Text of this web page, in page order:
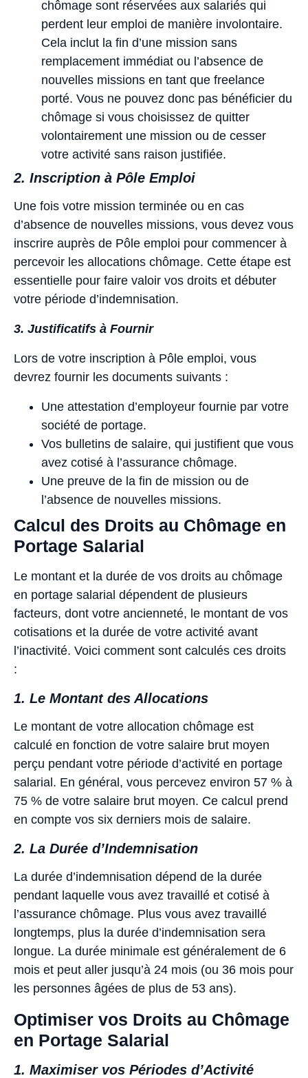
chômage sont réservées aux salariés qui
perdent leur emploi de manière involontaire.
Cela inclut la fin d’une mission sans
remplacement immédiat ou l’absence de
nouvelles missions en tant que freelance
porté. Vous ne pouvez donc pas bénéficier du
chômage si vous choisissez de quitter
volontairement une mission ou de cesser
votre activité sans raison justifiée.
2. Inscription à Pôle Emploi
Une fois votre mission terminée ou en cas
d’absence de nouvelles missions, vous devez vous
inscrire auprès de Pôle emploi pour commencer à
percevoir les allocations chômage. Cette étape est
essentielle pour faire valoir vos droits et débuter
votre période d’indemnisation.
3. Justificatifs à Fournir
Lors de votre inscription à Pôle emploi, vous
devrez fournir les documents suivants :
Une attestation d’employeur fournie par votre
société de portage.
Vos bulletins de salaire, qui justifient que vous
avez cotisé à l’assurance chômage.
Une preuve de la fin de mission ou de
l’absence de nouvelles missions.
Calcul des Droits au Chômage en
Portage Salarial
Le montant et la durée de vos droits au chômage
en portage salarial dépendent de plusieurs
facteurs, dont votre ancienneté, le montant de vos
cotisations et la durée de votre activité avant
l’inactivité. Voici comment sont calculés ces droits
:
1. Le Montant des Allocations
Le montant de votre allocation chômage est
calculé en fonction de votre salaire brut moyen
perçu pendant votre période d’activité en portage
salarial. En général, vous percevez environ 57 % à
75 % de votre salaire brut moyen. Ce calcul prend
en compte vos six derniers mois de salaire.
2. La Durée d’Indemnisation
La durée d’indemnisation dépend de la durée
pendant laquelle vous avez travaillé et cotisé à
l’assurance chômage. Plus vous avez travaillé
longtemps, plus la durée d’indemnisation sera
longue. La durée minimale est généralement de 6
mois et peut aller jusqu’à 24 mois (ou 36 mois pour
les personnes âgées de plus de 53 ans).
Optimiser vos Droits au Chômage
en Portage Salarial
1. Maximiser vos Périodes d’Activité